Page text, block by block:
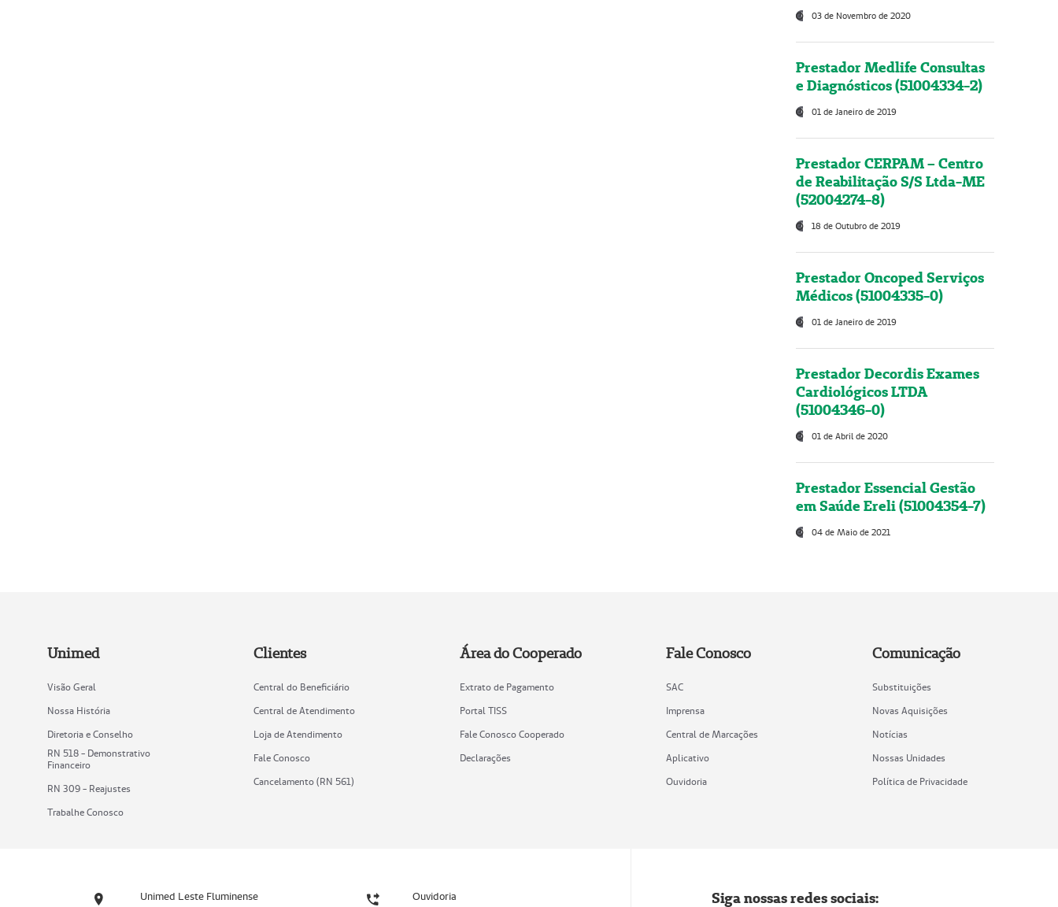
03 de Novembro de 2020
Prestador Medlife Consultas
e Diagnósticos (51004334-2)
01 de Janeiro de 2019
Prestador CERPAM – Centro
de Reabilitação S/S Ltda-ME
(52004274-8)
18 de Outubro de 2019
Prestador Oncoped Serviços
Médicos (51004335-0)
01 de Janeiro de 2019
Prestador Decordis Exames
Cardiológicos LTDA
(51004346-0)
01 de Abril de 2020
Prestador Essencial Gestão
em Saúde Ereli (51004354-7)
04 de Maio de 2021
Unimed
Visão Geral
Nossa História
Diretoria e Conselho
RN 518 - Demonstrativo
Financeiro
RN 309 - Reajustes
Trabalhe Conosco
Clientes
Central do Beneficiário
Central de Atendimento
Loja de Atendimento
Fale Conosco
Cancelamento (RN 561)
Área do Cooperado
Extrato de Pagamento
Portal TISS
Fale Conosco Cooperado
Declarações
Fale Conosco
SAC
Imprensa
Central de Marcações
Aplicativo
Ouvidoria
Comunicação
Substituições
Novas Aquisições
Notícias
Nossas Unidades
Política de Privacidade
Unimed Leste Fluminense Ouvidoria Siga nossas redes sociais: